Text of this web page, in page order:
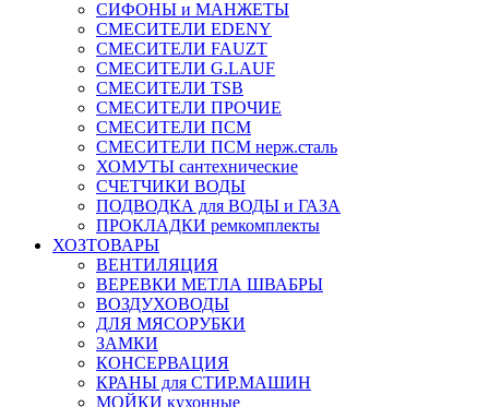
СИФОНЫ и МАНЖЕТЫ
СМЕСИТЕЛИ EDENY
СМЕСИТЕЛИ FAUZT
СМЕСИТЕЛИ G.LAUF
СМЕСИТЕЛИ TSB
СМЕСИТЕЛИ ПРОЧИЕ
СМЕСИТЕЛИ ПСМ
СМЕСИТЕЛИ ПСМ нерж.сталь
ХОМУТЫ сантехнические
СЧЕТЧИКИ ВОДЫ
ПОДВОДКА для ВОДЫ и ГАЗА
ПРОКЛАДКИ ремкомплекты
ХОЗТОВАРЫ
ВЕНТИЛЯЦИЯ
ВЕРЕВКИ МЕТЛА ШВАБРЫ
ВОЗДУХОВОДЫ
ДЛЯ МЯСОРУБКИ
ЗАМКИ
КОНСЕРВАЦИЯ
КРАНЫ для СТИР.МАШИН
МОЙКИ кухонные